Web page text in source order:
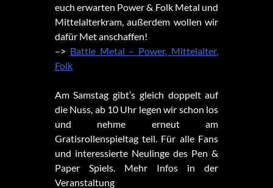
euch erwarten Power & Folk Metal und
Mittelalterkram, außerdem wollen wir
dafür Met anschaffen!
–> Battle Metal – Power, Mittelalter,
Folk
Am Samstag gibt’s gleich doppelt auf
die Nuss, ab 10 Uhr legen wir schon los
und nehme erneut am
Gratisrollenspieltag teil. Für alle Fans
und interessierte Neulinge des Pen &
Paper Spiels. Mehr Infos in der
Veranstaltung